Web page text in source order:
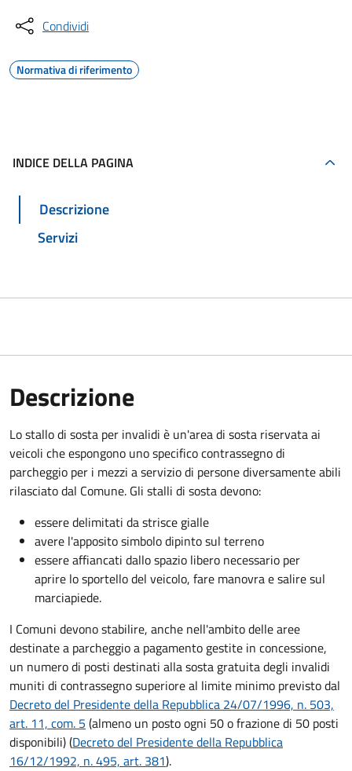
Condividi
Normativa di riferimento
INDICE DELLA PAGINA
Descrizione
Servizi
Descrizione
Lo stallo di sosta per invalidi è un'area di sosta riservata ai
veicoli che espongono uno specifico contrassegno di
parcheggio per i mezzi a servizio di persone diversamente abili
rilasciato dal Comune. Gli stalli di sosta devono:
essere delimitati da strisce gialle
avere l'apposito simbolo dipinto sul terreno
essere affiancati dallo spazio libero necessario per
aprire lo sportello del veicolo, fare manovra e salire sul
marciapiede.
I Comuni devono stabilire, anche nell'ambito delle aree
destinate a parcheggio a pagamento gestite in concessione,
un numero di posti destinati alla sosta gratuita degli invalidi
muniti di contrassegno superiore al limite minimo previsto dal
Decreto del Presidente della Repubblica 24/07/1996, n. 503,
art. 11, com. 5 (almeno un posto ogni 50 o frazione di 50 posti
disponibili) (Decreto del Presidente della Repubblica
16/12/1992, n. 495, art. 381).